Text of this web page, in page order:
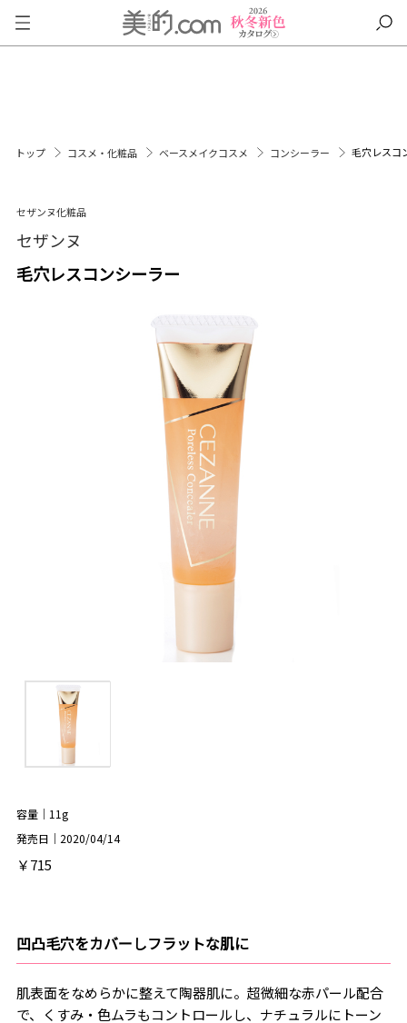
トップ コスメ・化粧品 ベースメイクコスメ コンシーラー 毛穴レスコ
セザンヌ化粧品
セザンヌ
毛穴レスコンシーラー
容量｜11g
発売日｜2020/04/14
￥715
凹凸毛穴をカバーしフラットな肌に
肌表面をなめらかに整えて陶器肌に。超微細な赤パール配合
で、くすみ・色ムラもコントロールし、ナチュラルにトーン